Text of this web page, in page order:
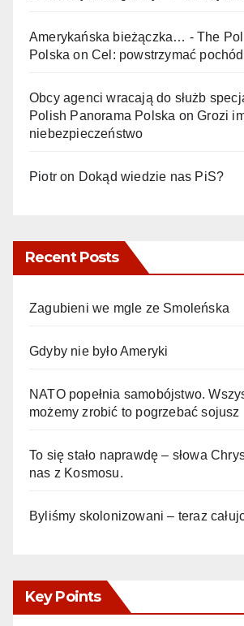
Amerykańska bieżączka… - The
Polska onCel: powstrzymać
Obcy agenci wracają do służb
Polish Panorama Polska onGrozi
niebezpieczeństwo
Piotr on Dokąd wiedzie nas PiS?
Recent Posts
Zagubieni we mgle ze Smoleńska
Gdyby nie było Ameryki
NATO popełnia samobójstwo.
możemy zrobić to pogrzebać sojusz
To się stało naprawdę – słowa
nas z Kosmosu.
Byliśmy skolonizowani – teraz
Key Points